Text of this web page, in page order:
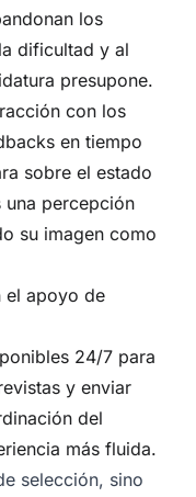
los
dificultad y al
presupone.
con los
en tiempo
sobre el estado
una percepción
su imagen como
el apoyo de
24/7 para
y enviar
del
más fluida.
selección, sino